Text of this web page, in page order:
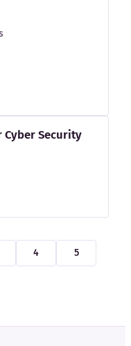
Security
4 5